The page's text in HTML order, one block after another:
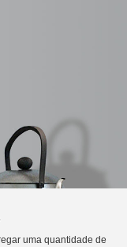
uma quantidade de